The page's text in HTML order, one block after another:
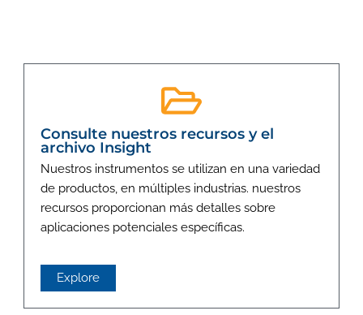
Consulte nuestros recursos y el
archivo Insight
Nuestros instrumentos se utilizan en una variedad
de productos, en múltiples industrias. nuestros
recursos proporcionan más detalles sobre
aplicaciones potenciales específicas.
Explore